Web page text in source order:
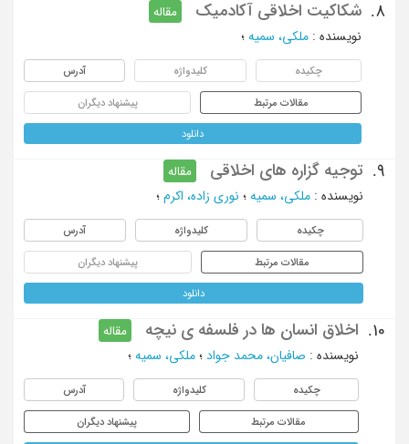
8. شکاکیت اخلاقی آکادمیک
مقاله
نویسنده : ملکی، سمیه ؛
چکیده کلیدواژه آدرس
مقالات مرتبط پیشنهاد دیگران
دانلود
9. توجیه گزاره های اخلاقی
مقاله
نویسنده : ملکی، سمیه ؛ نوری زاده، اکرم ؛
چکیده کلیدواژه آدرس
مقالات مرتبط پیشنهاد دیگران
دانلود
10. اخلاق انسان ها در فلسفه ی نیچه
مقاله
نویسنده : صافیان، محمد جواد ؛ ملکی، سمیه ؛
چکیده کلیدواژه آدرس
مقالات مرتبط پیشنهاد دیگران